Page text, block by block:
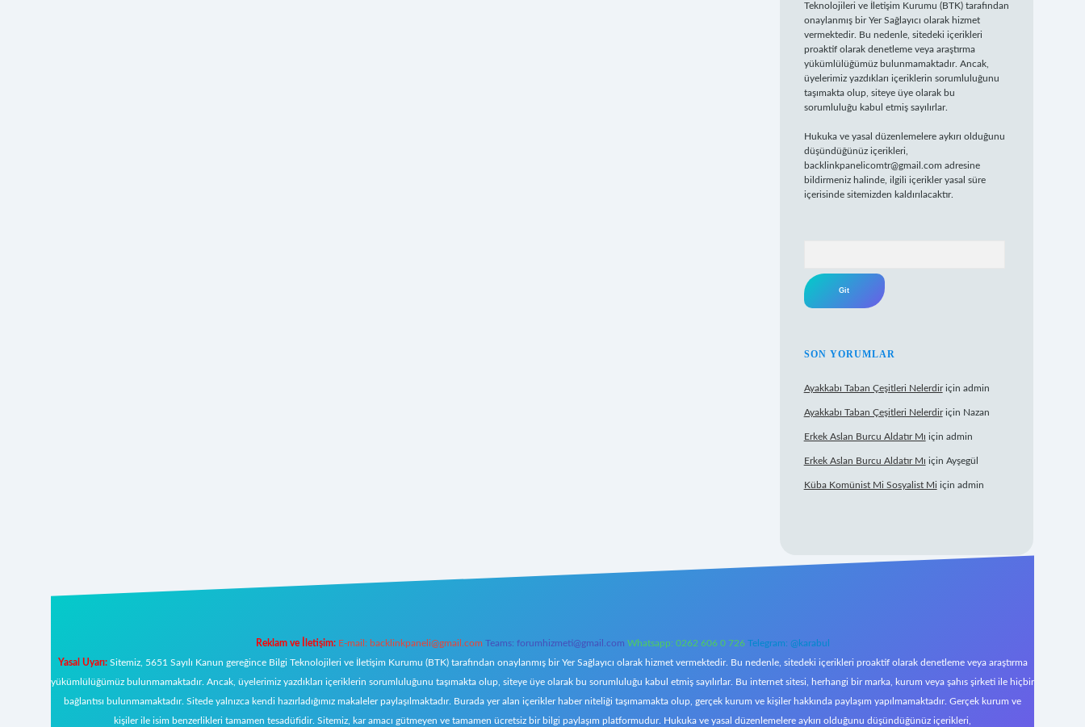
Teknolojileri ve İletişim Kurumu (BTK) tarafından
onaylanmış bir Yer Sağlayıcı olarak hizmet
vermektedir. Bu nedenle, sitedeki içerikleri
proaktif olarak denetleme veya araştırma
yükümlülüğümüz bulunmamaktadır. Ancak,
üyelerimiz yazdıkları içeriklerin sorumluluğunu
taşımakta olup, siteye üye olarak bu
sorumluluğu kabul etmiş sayılırlar.
Hukuka ve yasal düzenlemelere aykırı olduğunu
düşündüğünüz içerikleri,
backlinkpanelicomtr@gmail.com adresine
bildirmeniz halinde, ilgili içerikler yasal süre
içerisinde sitemizden kaldırılacaktır.
SON YORUMLAR
Ayakkabı Taban Çeşitleri Nelerdiriçin admin
Ayakkabı Taban Çeşitleri Nelerdiriçin Nazan
Erkek Aslan Burcu Aldatır Mı için admin
Erkek Aslan Burcu Aldatır Mı için Ayşegül
Küba Komünist Mi Sosyalist Mi için admin
Reklam ve İletişim: E-mail: backlinkpaneli@gmail.com Teams: forumhizmeti@gmail.com Whatsapp: 0262 606 0 726 Telegram: @karabul
Yasal Uyarı:Sitemiz, 5651 Sayılı Kanun gereğince Bilgi Teknolojileri ve İletişim Kurumu (BTK) tarafından onaylanmış bir Yer Sağlayıcı olarak hizmet vermektedir. Bu nedenle, sitedeki içerikleri proaktif olarak denetleme veya araştırma
yükümlülüğümüz bulunmamaktadır. Ancak, üyelerimiz yazdıkları içeriklerin sorumluluğunu taşımakta olup, siteye üye olarak bu sorumluluğu kabul etmiş sayılırlar. Bu internet sitesi, herhangi bir marka, kurum veya şahıs şirketi ile hiçbir
bağlantısı bulunmamaktadır. Sitede yalnızca kendi hazırladığımız makaleler paylaşılmaktadır. Burada yer alan içerikler haber niteliği taşımamakta olup, gerçek kurum ve kişiler hakkında paylaşım yapılmamaktadır. Gerçek kurum ve
kişiler ile isim benzerlikleri tamamen tesadüfidir. Sitemiz, kar amacı gütmeyen ve tamamen ücretsiz bir bilgi paylaşım platformudur. Hukuka ve yasal düzenlemelere aykırı olduğunu düşündüğünüz içerikleri,